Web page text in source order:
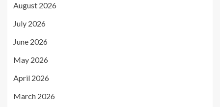
August 2026
July 2026
June 2026
May 2026
April 2026
March 2026